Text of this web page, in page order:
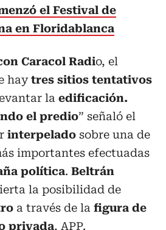
el Festival de
en Floridablanca
Caracol Radio, el
haytres sitios tentativos
la edificación.
el predio” señaló el
interpelado sobre una de
importantes efectuadas
política. Beltrán
la posibilidad de
a través de la figura de
privada, APP.